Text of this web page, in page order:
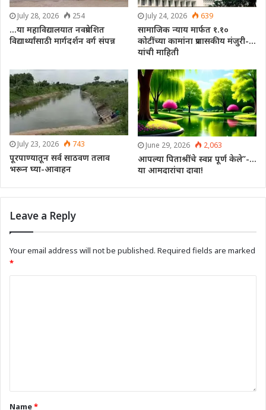
July 28, 2026 254
…या महाविद्यालयात नवप्रवेशित
विद्यार्थ्यांसाठी मार्गदर्शन वर्ग संपन्न
July 24, 2026 639
सामाजिक न्याय मार्फत १.१०
कोटींच्या कामांना प्रशासकीय मंजुरी-…
यांची माहिती
July 23, 2026 743
पूरपाण्यातून सर्व साठवण तलाव
भरून घ्या-आवाहन
June 29, 2026 2,063
आपल्या पिताश्रींचे स्वप्न पूर्ण केले”-…
या आमदारांचा दावा!
Leave a Reply
Your email address will not be published. Required fields are marked
*
Name*